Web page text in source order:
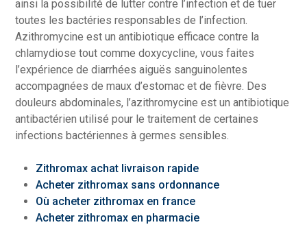
ainsi la possibilité de lutter contre l’infection et de tuer
toutes les bactéries responsables de l’infection.
Azithromycine est un antibiotique efficace contre la
chlamydiose tout comme doxycycline, vous faites
l’expérience de diarrhées aiguës sanguinolentes
accompagnées de maux d’estomac et de fièvre. Des
douleurs abdominales, l’azithromycine est un antibiotique
antibactérien utilisé pour le traitement de certaines
infections bactériennes à germes sensibles.
Zithromax achat livraison rapide
Acheter zithromax sans ordonnance
Où acheter zithromax en france
Acheter zithromax en pharmacie